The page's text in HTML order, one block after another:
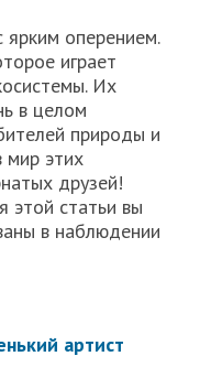
ярким оперением.
играет
Их
в целом
природы и
мир этих
друзей!
этой статьи вы
в наблюдении
артист